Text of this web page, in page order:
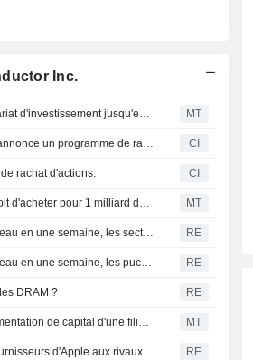
Inc.
GigaDevice Semiconductor prolonge son partenariat d'investissement jusqu'en 2027 ; le titre chute de 8 % MT
GigaDevice Semiconductor Inc. (SHSE:603986) annonce un programme de rachat d'actions pour un montant de 2 000 millions CNY. CI
rachat d'actions. CI
Le président de GigaDevice Semiconductor prévoit d'acheter pour 1 milliard de yuans d'actions MT
Les actions chinoises tombent à leur plus bas niveau en une semaine, les secteurs des puces et de l'IA rejoignant la déroute technologique mondiale RE
Les actions chinoises tombent à leur plus bas niveau en une semaine, les puces et l'IA entraînant la chute de la tech en Asie RE
DRAM ? RE
GigaDevice alloue 500 millions de yuans à l'augmentation de capital d'une filiale ; l'action grimpe de 4 % MT
Les entreprises technologiques chinoises, des fournisseurs d'Apple aux rivaux d'OpenAI, lèvent 27,13 milliards de dollars à Hong Kong RE